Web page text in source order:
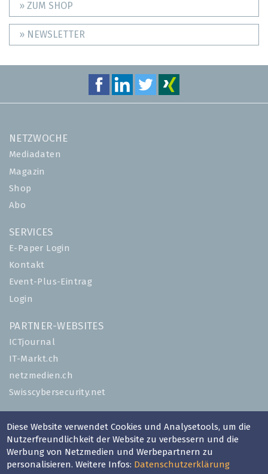
» ZUM SHOP
» NEWSLETTER
NETZWOCHE
Mediadaten
Magazin
Shop
Abo
SERVICES
E-Paper Login
Kontakt
Event-Plus-Eintrag
Login
PARTNER-WEBSITES
ICTjournal
IT-Markt.ch
netzmedien.ch
Swisscybersecurity.net
Impressum
AGB
Nutzungsbestimmungen
Diese Website verwendet Cookies und Analysetools, um die
Nutzerfreundlichkeit der Website zu verbessern und die
Werbung von Netzmedien und Werbepartnern zu
personalisieren. Weitere Infos: Datenschutzerklärung